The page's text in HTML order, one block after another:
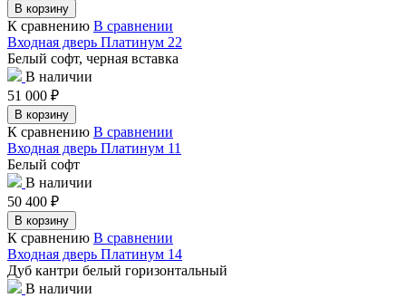
В корзину
К сравнению В сравнении
Входная дверь Платинум 22
Белый софт, черная вставка
В наличии
51 000 ₽
В корзину
К сравнению В сравнении
Входная дверь Платинум 11
Белый софт
В наличии
50 400 ₽
В корзину
К сравнению В сравнении
Входная дверь Платинум 14
Дуб кантри белый горизонтальный
В наличии